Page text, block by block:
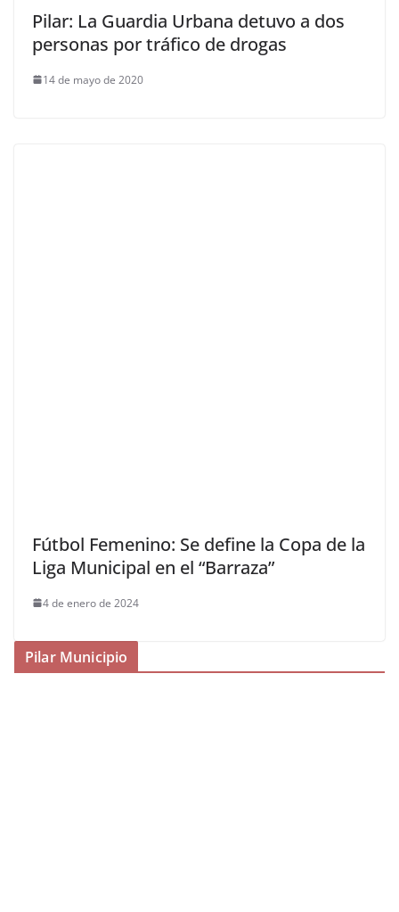
Pilar: La Guardia Urbana detuvo a dos
personas por tráfico de drogas
14 de mayo de 2020
Fútbol Femenino: Se define la Copa de la
Liga Municipal en el “Barraza”
4 de enero de 2024
Pilar Municipio